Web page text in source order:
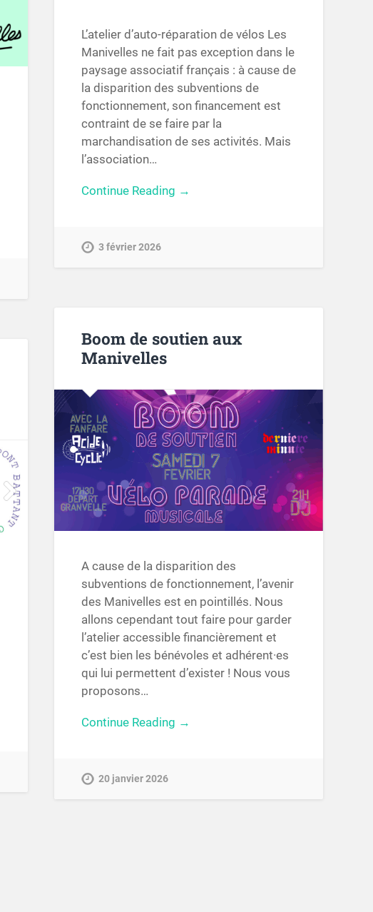
L’atelier d’auto-réparation de vélos Les
Manivelles ne fait pas exception dans le
paysage associatif français : à cause de
la disparition des subventions de
fonctionnement, son financement est
contraint de se faire par la
marchandisation de ses activités. Mais
l’association…
Continue Reading →
3 février 2026
Boom de soutien aux
Manivelles
A cause de la disparition des
subventions de fonctionnement, l’avenir
des Manivelles est en pointillés. Nous
allons cependant tout faire pour garder
l’atelier accessible financièrement et
c’est bien les bénévoles et adhérent·es
qui lui permettent d’exister ! Nous vous
proposons…
Continue Reading →
20 janvier 2026